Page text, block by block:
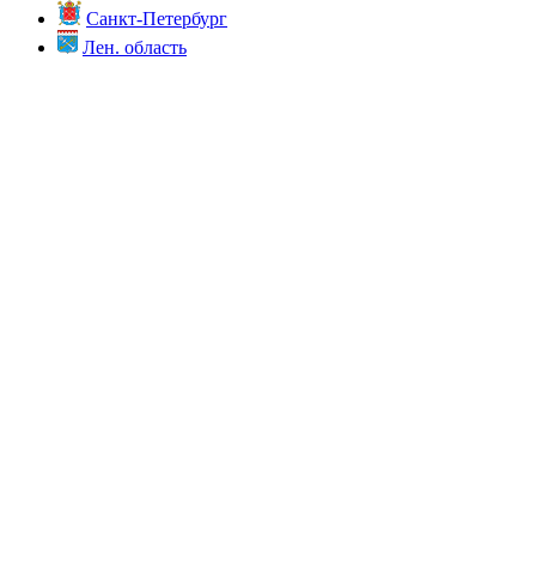
Санкт-Петербург
Лен. область